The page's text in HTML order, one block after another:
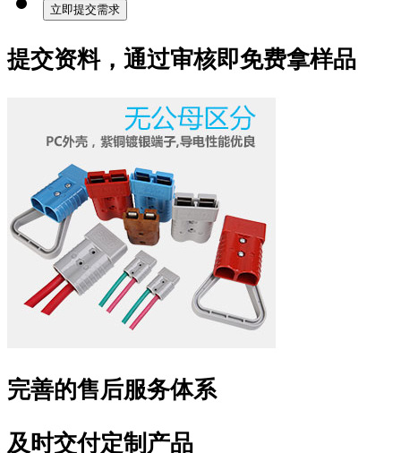
立即提交需求
提交资料，通过审核即免费拿样品
完善的售后服务体系
及时交付定制产品